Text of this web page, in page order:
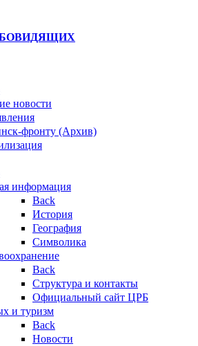
новости
фронту (Архив)
информация
Back
История
География
Символика
Back
Структура и контакты
Официальный сайт ЦРБ
и туризм
Back
Новости